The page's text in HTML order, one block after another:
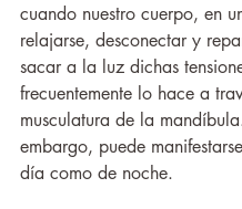
cuando nuestro cuerpo, en
relajarse, desconectar y
sacar a la luz dichas
frecuentemente lo hace a
musculatura de la
embargo, puede
día como de noche.